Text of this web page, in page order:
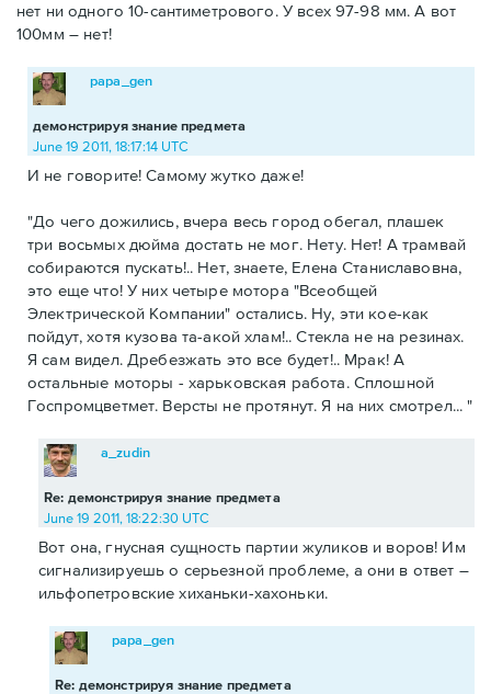
нет ни одного 10-сантиметрового. У всех 97-98 мм. А вот
100мм – нет!
демонстрируя знание предмета
papa_gen
June 19 2011, 18:17:14 UTC
И не говорите! Самому жутко даже!
"До чего дожились, вчера весь город обегал, плашек
три восьмых дюйма достать не мог. Нету. Нет! А трамвай
собираются пускать!.. Нет, знаете, Елена Станиславовна,
это еще что! У них четыре мотора "Всеобщей
Электрической Компании" остались. Ну, эти кое-как
пойдут, хотя кузова та-акой хлам!.. Стекла не на резинах.
Я сам видел. Дребезжать это все будет!.. Мрак! А
остальные моторы - харьковская работа. Сплошной
Госпромцветмет. Версты не протянут. Я на них смотрел... "
Re: демонстрируя знание предмета
a_zudin
June 19 2011, 18:22:30 UTC
Вот она, гнусная сущность партии жуликов и воров! Им
сигнализируешь о серьезной проблеме, а они в ответ –
ильфопетровские хиханьки-хахоньки.
Re: демонстрируя знание предмета
papa_gen